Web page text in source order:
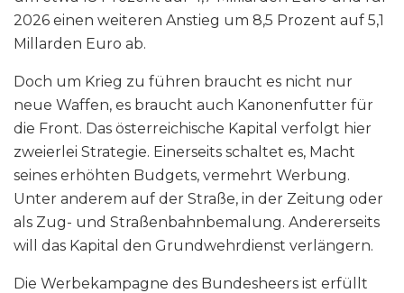
2026 einen weiteren Anstieg um 8,5 Prozent auf 5,1
Millarden Euro ab.
Doch um Krieg zu führen braucht es nicht nur
neue Waffen, es braucht auch Kanonenfutter für
die Front. Das österreichische Kapital verfolgt hier
zweierlei Strategie. Einerseits schaltet es, Macht
seines erhöhten Budgets, vermehrt Werbung.
Unter anderem auf der Straße, in der Zeitung oder
als Zug- und Straßenbahnbemalung. Andererseits
will das Kapital den Grundwehrdienst verlängern.
Die Werbekampagne des Bundesheers ist erfüllt